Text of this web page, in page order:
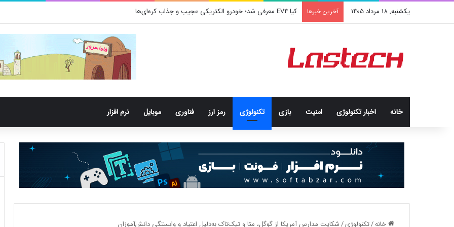
یکشنبه, 18 مرداد 1405 آخرین خبرها کشف جدید دانشمندان: برخی باکتری‌های دهان می‌توانند خطر ابتلا به آلزایمر را افزایش دهند
خانه اخبار تکنولوژی امنيت بازی تکنولوژی رمز ارز فناوری موبایل نرم افزار
خانه/تکنولوژی/شکایت مدارس آمریکا از گوگل، متا و تیک‌تاک به‌دلیل اعتیاد و وابستگی دانش‌آموزان